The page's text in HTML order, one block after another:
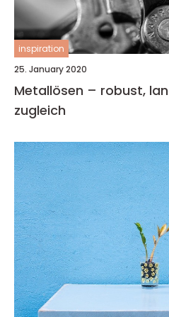
inspiration
25. January 2020
Metallösen – robust,
zugleich